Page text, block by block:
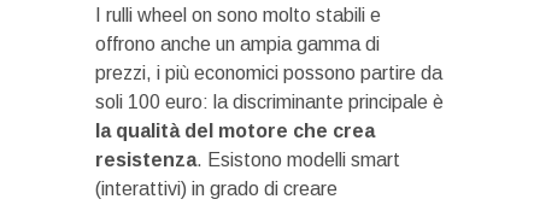
I rulli wheel on sono molto stabili e
offrono anche un ampia gamma di
prezzi, i più economici possono partire da
soli 100 euro: la discriminante principale è
la qualità del motore che crea
resistenza. Esistono modelli smart
(interattivi) in grado di creare